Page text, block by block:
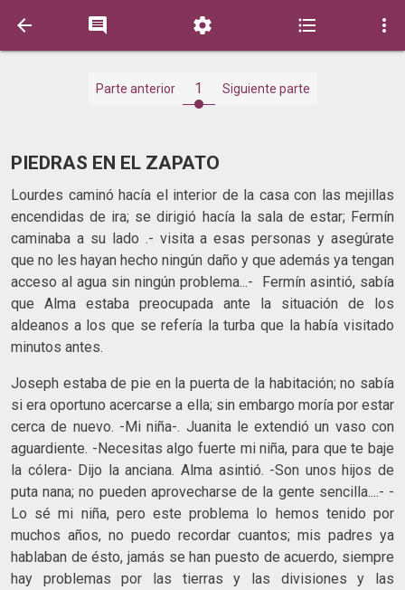
    
Parte anterior 1 Siguiente parte
PIEDRAS EN EL ZAPATO
Lourdes caminó hacía el interior de la casa con las mejillas
encendidas de ira; se dirigió hacía la sala de estar; Fermín
caminaba a su lado .- visita a esas personas y asegúrate
que no les hayan hecho ningún daño y que además ya tengan
acceso al agua sin ningún problema...- Fermín asintió, sabía
que Alma estaba preocupada ante la situación de los
aldeanos a los que se refería la turba que la había visitado
minutos antes.
Joseph estaba de pie en la puerta de la habitación; no sabía
si era oportuno acercarse a ella; sin embargo moría por estar
cerca de nuevo. -Mi niña-. Juanita le extendió un vaso con
aguardiente. -Necesitas algo fuerte mi niña, para que te baje
la cólera- Dijo la anciana. Alma asintió. -Son unos hijos de
puta nana; no pueden aprovecharse de la gente sencilla....- -
Lo sé mi niña, pero este problema lo hemos tenido por
muchos años, no puedo recordar cuantos; mis padres ya
hablaban de ésto, jamás se han puesto de acuerdo, siempre
hay problemas por las tierras y las divisiones y las